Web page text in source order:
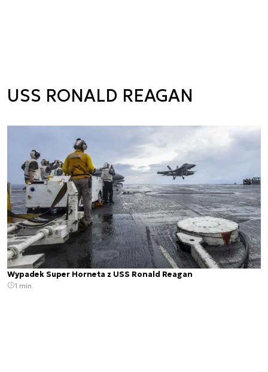
USS RONALD REAGAN
Wypadek Super Horneta z USS Ronald Reagan
1 min.